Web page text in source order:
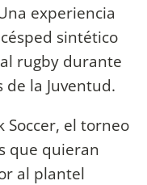
experiencia
sintético
rugby durante
de la Juventud.
Soccer, el torneo
que quieran
al plantel